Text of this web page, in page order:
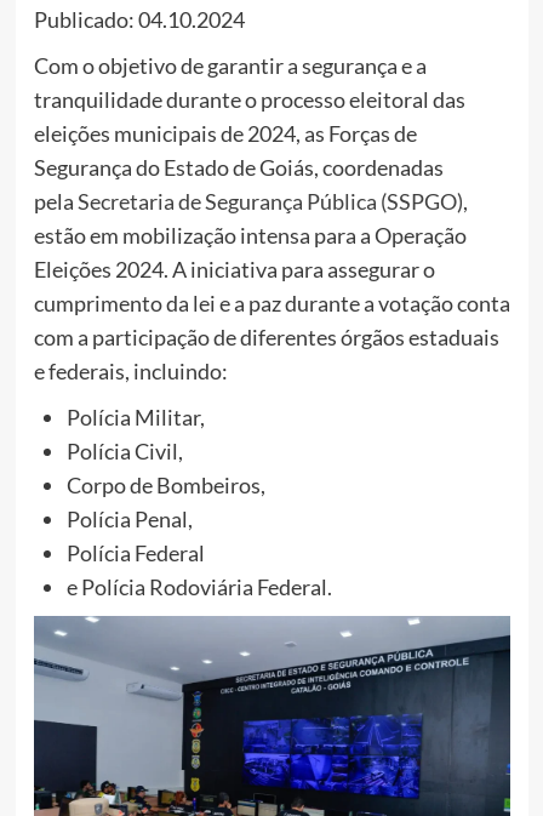
Publicado: 04.10.2024
Com o objetivo de garantir a segurança e a
tranquilidade durante o processo eleitoral das
eleições municipais de 2024, as Forças de
Segurança do Estado de Goiás, coordenadas
pelaSecretaria de Segurança Pública (SSPGO),
estão em mobilização intensa para a Operação
Eleições 2024. A iniciativa para assegurar o
cumprimento da lei e a paz durante a votação conta
com a participação de diferentes órgãos estaduais
e federais, incluindo:
Polícia Militar,
Polícia Civil,
Corpo de Bombeiros,
Polícia Penal,
Polícia Federal
e Polícia Rodoviária Federal.